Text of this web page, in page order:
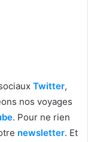
Twitter,
nos voyages
. Pour ne rien
newsletter. Et